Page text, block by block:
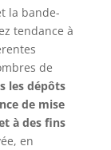
la bande-
tendance à
de
les dépôts
de mise
à des fins
en